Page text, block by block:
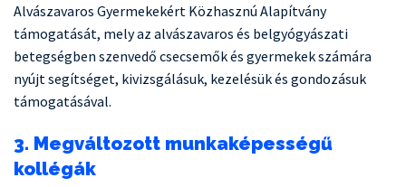
Alvászavaros Gyermekekért Közhasznú Alapítvány
támogatását, mely az alvászavaros és belgyógyászati
betegségben szenvedő csecsemők és gyermekek számára
nyújt segítséget, kivizsgálásuk, kezelésük és gondozásuk
támogatásával.
3. Megváltozott munkaképességű
kollégák